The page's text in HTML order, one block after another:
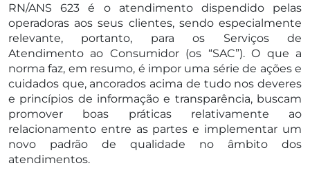
RN/ANS 623 é o atendimento dispendido pelas
operadoras aos seus clientes, sendo especialmente
relevante, portanto, para os Serviços de
Atendimento ao Consumidor (os “SAC”). O que a
norma faz, em resumo, é impor uma série de ações e
cuidados que, ancorados acima de tudo nos deveres
e princípios de informação e transparência, buscam
promover boas práticas relativamente ao
relacionamento entre as partes e implementar um
novo padrão de qualidade no âmbito dos
atendimentos.